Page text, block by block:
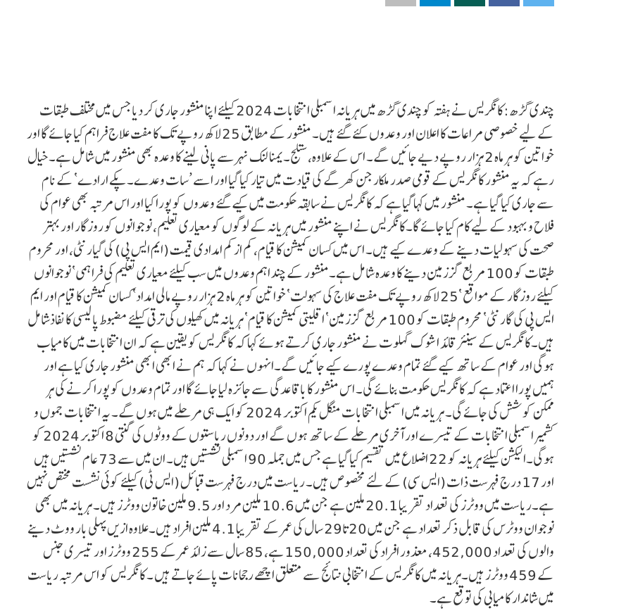
چندی گڑھ:کانگریس نے ہفتہ کو چندی گڑھ میں ہریانہ اسمبلی انتخابات 2024 کیلئے اپنا منشور جاری کر دیا جس میں مختلف طبقات
کے لیے خصوصی مراعات کا اعلان اور وعدوں کئے گئے ہیں۔ منشور کے مطابق 25 لاکھ روپے تک کا مفت علاج فراہم کیا جائے گا اور
خواتین کو ہر ماہ 2 ہزار روپے دیے جائیں گے۔ اس کے علاوہ، ستلج۔یمنا لنک نہر سے پانی لینے کا وعدہ بھی منشور میں شامل ہے۔خیال
رہے کہ یہ منشور کانگریس کے قومی صدر ملکارجن کھرگے کی قیادت میں تیار کیا گیا اور اسے ’سات وعدے۔پکے ارادے‘ کے نام
سے جاری کیا گیا ہے۔ منشور میں کہا گیا ہے کہ کانگریس نے سابقہ حکومت میں کیے گئے وعدوں کو پورا کیا اور اس مرتبہ بھی عوام کی
فلاح و بہبود کے لیے کام کیا جائے گا۔کانگریس نے اپنے منشور میں ہریانہ کے لوگوں کو معیاری تعلیم، نوجوانوں کو روزگار اور بہتر
صحت کی سہولیات دینے کے وعدے کیے ہیں۔ اس میں کسان کمیشن کا قیام، کم از کم امدادی قیمت (ایم ایس پی) کی گیارنٹی، اور محروم
طبقات کو 100 مربع گز زمین دینے کا وعدہ شامل ہے۔منشور کے چند اہم وعدوں میں سب کیلئے معیاری تعلیم کی فراہمی‘ نوجوانوں
کیلئے روزگار کے مواقع ‘25 لاکھ روپے تک مفت علاج کی سہولت‘ خواتین کو ہر ماہ 2 ہزار روپے مالی امداد‘کسان کمیشن کا قیام اور ایم
ایس پی کی گارنٹی‘ محروم طبقات کو 100 مربع گز زمین‘ اقلیتی کمیشن کا قیام‘ ہریانہ میں کھیلوں کی ترقی کیلئے مضبوط پالیسی کا نفاذشامل
ہیں۔کانگریس کے سینئر قائد اشوک گہلوت نے منشور جاری کرتے ہوئے کہا کہ کانگریس کو یقین ہے کہ ان انتخابات میں کامیاب
ہوگی اور عوام کے ساتھ کیے گئے تمام وعدے پورے کیے جائیں گے۔انہوں نے کہا کہ ہم نے ابھی ابھی منشور جاری کیا ہے اور
ہمیں پورا اعتماد ہے کہ کانگریس حکومت بنائے گی۔ اس منشور کا باقاعدگی سے جائزہ لیا جائے گا اور تمام وعدوں کو پورا کرنے کی ہر
ممکن کوشش کی جائے گی۔ ہریانہ میں اسمبلی انتخابات منگل یکم اکتوبر 2024 کو ایک ہی مرحلے میں ہوں گے۔ یہ انتخابات جموں و
کشمیر اسمبلی انتخابات کے تیسرے اور آخری مرحلے کے ساتھ ہوں گے اور دونوں ریاستوں کے ووٹوں کی گنتی 8 اکتوبر 2024 کو
ہوگی۔الیکشن کیلئے ہریانہ کو 22 اضلاع میں تقسیم کیا گیا ہے جس میں جملہ 90 اسمبلی نشستیں ہیں۔ ان میں سے 73 عام نشستیں ہیں
اور 17 درج فہرست ذات (ایس سی) کے لئے مخصوص ہیں۔ ریاست میں درج فہرست قبائل (ایس ٹی) کیلئے کوئی نشست مختص نہیں
ہے۔ریاست میں ووٹرز کی تعداد تقریبا 20.1 ملین ہے جن میں 10.6 ملین مرد اور 9.5 ملین خاتون ووٹرز ہیں۔ ہریانہ میں بھی
نوجوان ووٹرس کی قابل ذکر تعداد ہے جن میں 20تا29 سال کی عمر کے تقریبا 4.1 ملین افراد ہیں۔علاوہ ازیں پہلی بار ووٹ دینے
والوں کی تعداد 452,000، معذور افراد کی تعداد 150,000 ہے، 85 سال سے زائد عمر کے 255 ووٹرز اور تیسری جنس
کے 459 ووٹرز ہیں۔ہریانہ میں کانگریس کے انتخابی نتائج سے متعلق اچھے رجحانات پائے جاتے ہیں ۔ کانگریس کو اس مرتبہ ریاست
میں شاندار کامیابی کی توقع ہے۔